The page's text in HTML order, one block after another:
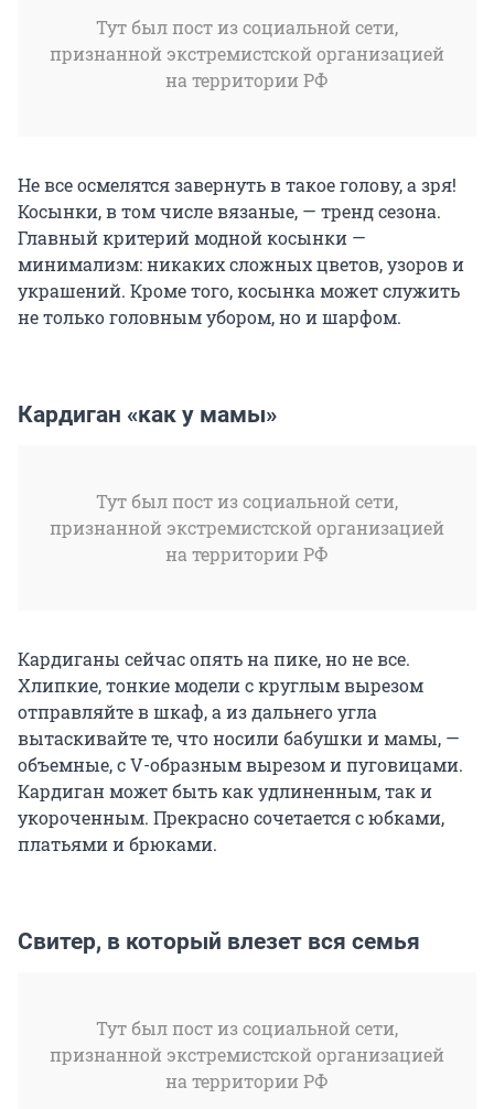
Тут был пост из социальной сети,
признанной экстремистской организацией
на территории РФ
Не все осмелятся завернуть в такое голову, а зря!
Косынки, в том числе вязаные, — тренд сезона.
Главный критерий модной косынки —
минимализм: никаких сложных цветов, узоров и
украшений. Кроме того, косынка может служить
не только головным убором, но и шарфом.
Кардиган «как у мамы»
Тут был пост из социальной сети,
признанной экстремистской организацией
на территории РФ
Кардиганы сейчас опять на пике, но не все.
Хлипкие, тонкие модели с круглым вырезом
отправляйте в шкаф, а из дальнего угла
вытаскивайте те, что носили бабушки и мамы, —
объемные, с V-образным вырезом и пуговицами.
Кардиган может быть как удлиненным, так и
укороченным. Прекрасно сочетается с юбками,
платьями и брюками.
Свитер, в который влезет вся семья
Тут был пост из социальной сети,
признанной экстремистской организацией
на территории РФ